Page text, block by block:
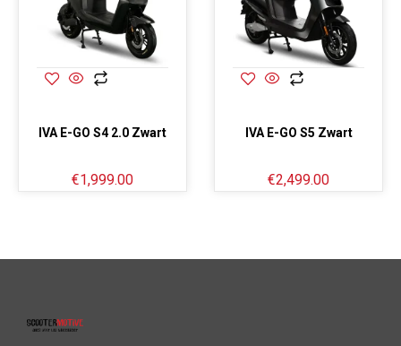
IVA E-GO S4 2.0 Zwart
€1,999.00
IVA E-GO S5 Zwart
€2,499.00